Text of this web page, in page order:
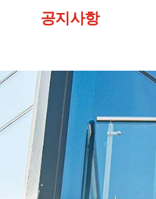
공지사항